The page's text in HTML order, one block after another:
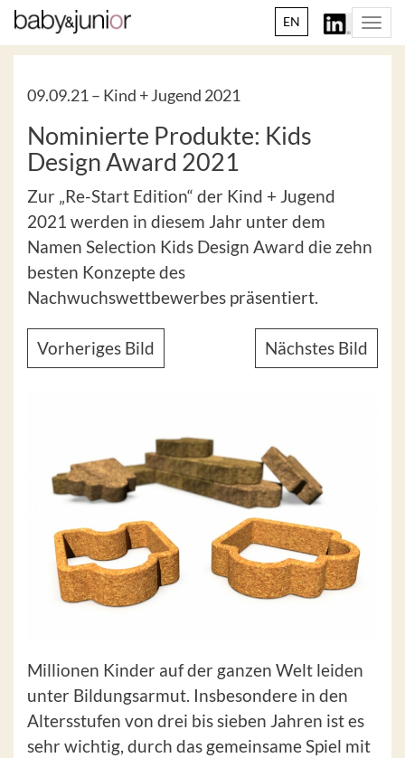
EN
09.09.21 – Kind + Jugend 2021
Nominierte Produkte: Kids
Design Award 2021
Zur „Re-Start Edition“ der Kind + Jugend
2021 werden in diesem Jahr unter dem
Namen Selection Kids Design Award die zehn
besten Konzepte des
Nachwuchswettbewerbes präsentiert.
Vorheriges Bild Nächstes Bild
Millionen Kinder auf der ganzen Welt leiden
unter Bildungsarmut. Insbesondere in den
Altersstufen von drei bis sieben Jahren ist es
sehr wichtig, durch das gemeinsame Spiel mit